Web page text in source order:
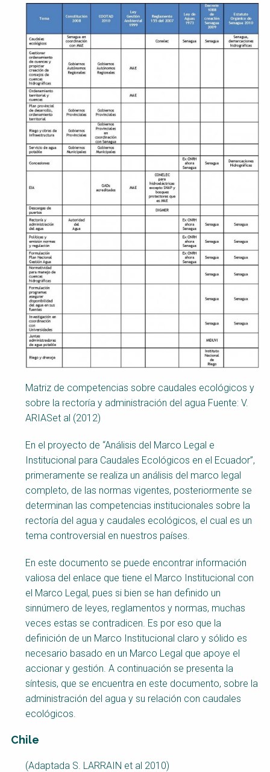
Matriz de competencias sobre caudales ecológicos y
sobre la rectoría y administración del agua Fuente: V.
ARIASet al (2012)
En el proyecto de “Análisis del Marco Legal e
Institucional para Caudales Ecológicos en el Ecuador”,
primeramente se realiza un análisis del marco legal
completo, de las normas vigentes, posteriormente se
determinan las competencias institucionales sobre la
rectoría del agua y caudales ecológicos, el cual es un
tema controversial en nuestros países.
En este documento se puede encontrar información
valiosa del enlace que tiene el Marco Institucional con
el Marco Legal, pues si bien se han definido un
sinnúmero de leyes, reglamentos y normas, muchas
veces estas se contradicen. Es por eso que la
definición de un Marco Institucional claro y sólido es
necesario basado en un Marco Legal que apoye el
accionar y gestión. A continuación se presenta la
síntesis, que se encuentra en este documento, sobre la
administración del agua y su relación con caudales
ecológicos.
Chile
(Adaptada S. LARRAIN et al 2010)